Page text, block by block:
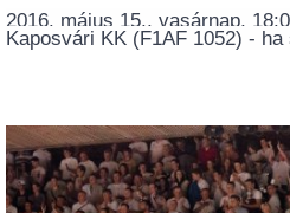
2016. május 15., vasárnap,
Kaposvári KK (F1AF 1052) -